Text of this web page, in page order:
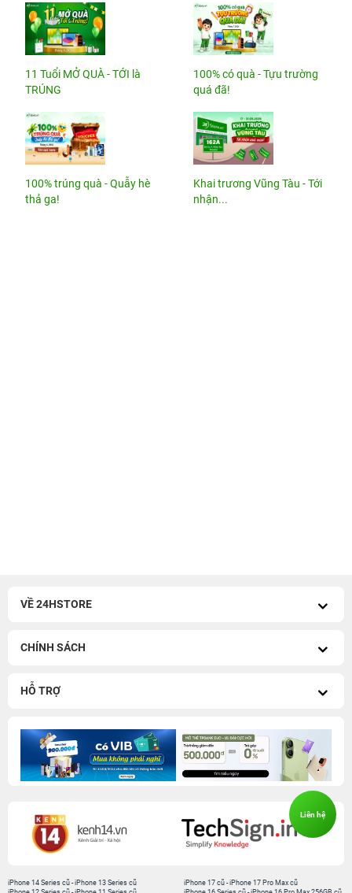
11 Tuổi MỞ QUÀ - TỚI là
TRÚNG
100% có quà - Tựu trường
quá đã!
100% trúng quà - Quẫy hè
thả ga!
Khai trương Vũng Tàu - Tới
nhận...
VỀ 24HSTORE
CHÍNH SÁCH
HỖ TRỢ
iPhone 14 Series cũ -iPhone 13 Series cũ
iPhone 17 cũ -iPhone 17 Pro Max cũ
Liên hệ